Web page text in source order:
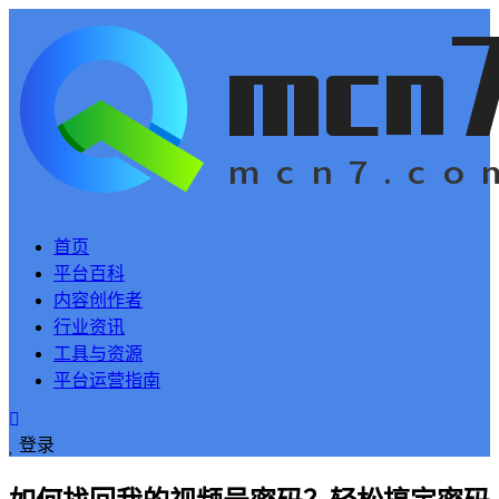
首页
平台百科
内容创作者
行业资讯
工具与资源
平台运营指南
登录